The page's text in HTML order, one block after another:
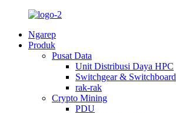
Ngarep
Produk
Pusat Data
Unit Distribusi Daya HPC
Switchgear & Switchboard
rak-rak
Crypto Mining
PDU